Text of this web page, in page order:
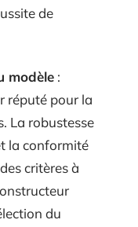
de
modèle :
réputé pour la
La robustesse
la conformité
critères à
du